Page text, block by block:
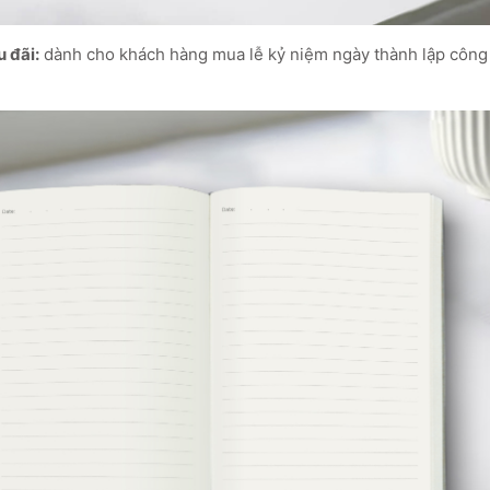
đãi:dành cho khách hàng mua lễ kỷ niệm ngày thành lập